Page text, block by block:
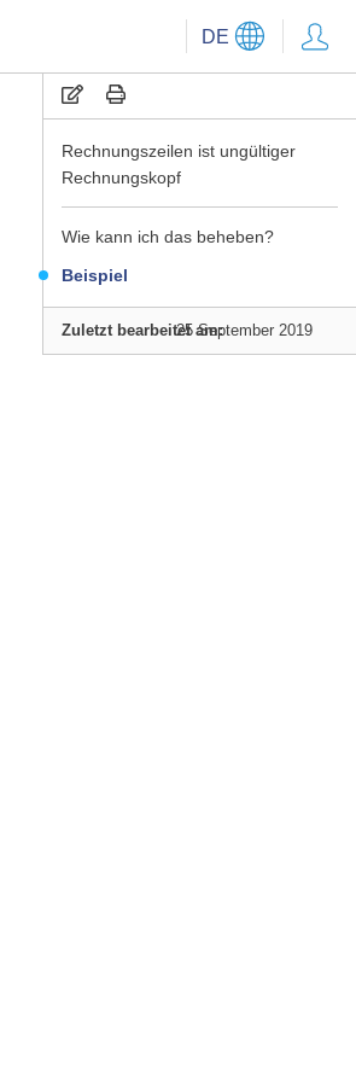
DE
Rechnungszeilen ist ungültiger
Rechnungskopf
Wie kann ich das beheben?
Beispiel
Zuletzt bearbeitet am:25 September 2019